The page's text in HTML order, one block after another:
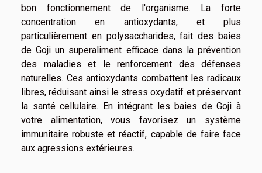
bon fonctionnement de l'organisme. La forte
concentration en antioxydants, et plus
particulièrement en polysaccharides, fait des baies
de Goji un superaliment efficace dans la prévention
des maladies et le renforcement des défenses
naturelles. Ces antioxydants combattent les radicaux
libres, réduisant ainsi le stress oxydatif et préservant
la santé cellulaire. En intégrant les baies de Goji à
votre alimentation, vous favorisez un système
immunitaire robuste et réactif, capable de faire face
aux agressions extérieures.